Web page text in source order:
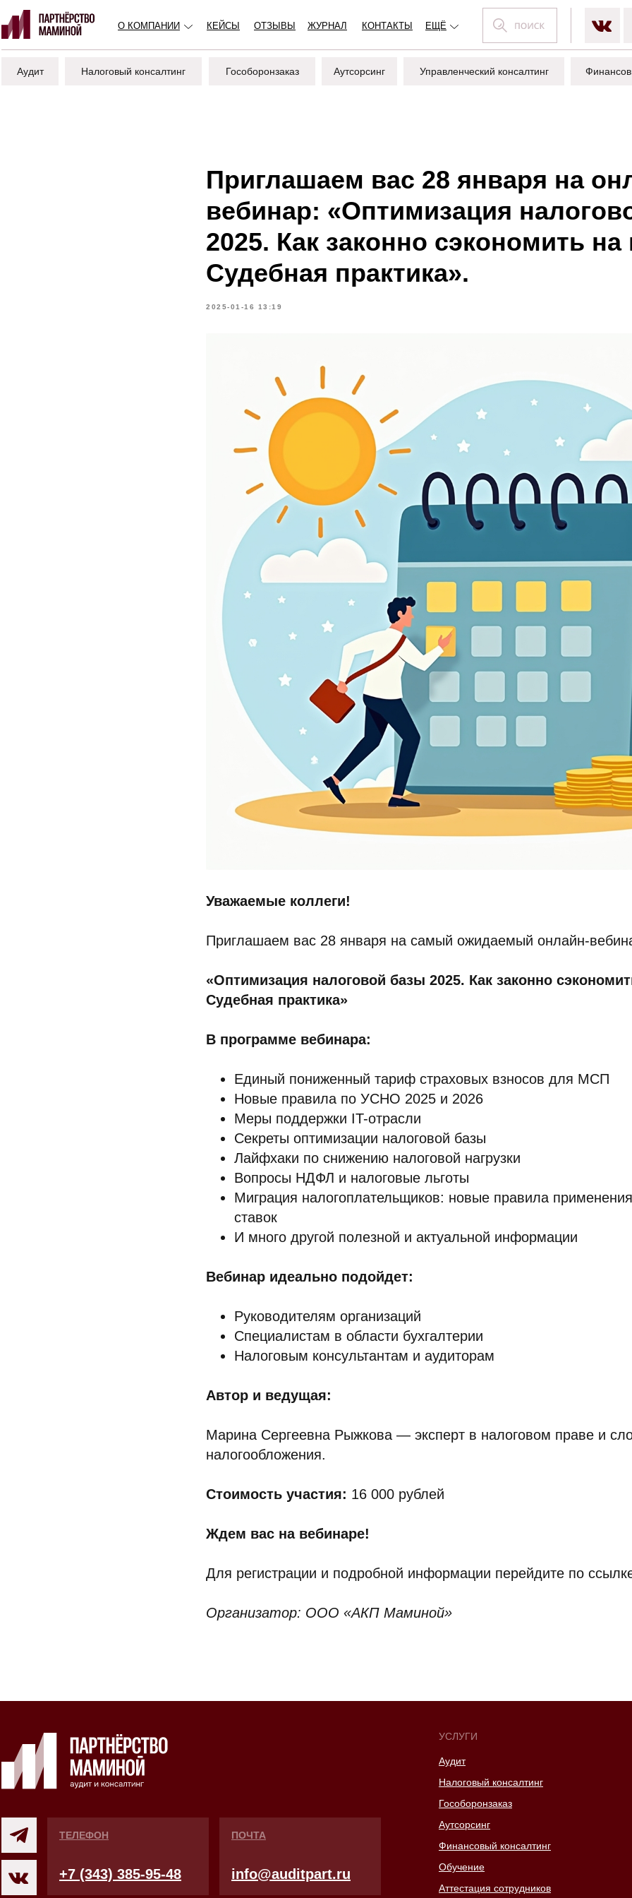
ЕЩЁ
КОНТАКТЫ
ЖУРНАЛ
ОТЗЫВЫ
КЕЙСЫ
О КОМПАНИИ
Гособоронзаказ Аутсорсинг
Аудит Налоговый консалтинг Управленческий консалтинг
Приглашаем вас 28 января на
вебинар: «Оптимизация
2025. Как законно сэкономить на
Судебная практика».
2025-01-16 13:19
Уважаемые коллеги!
Приглашаем вас 28 января на самый ожидаемый онлайн-
«Оптимизация налоговой базы 2025. Как законно
Судебная практика»
В программе вебинара:
Единый пониженный тариф страховых взносов для МСП
Новые правила по УСНО 2025 и 2026
Меры поддержки IT-отрасли
Секреты оптимизации налоговой базы
Лайфхаки по снижению налоговой нагрузки
Вопросы НДФЛ и налоговые льготы
Миграция налогоплательщиков: новые правила
ставок
И много другой полезной и актуальной информации
Вебинар идеально подойдет:
Руководителям организаций
Специалистам в области бухгалтерии
Налоговым консультантам и аудиторам
Автор и ведущая:
Марина Сергеевна Рыжкова — эксперт в налоговом праве и
налогообложения.
Стоимость участия: 16 000 рублей
Ждем вас на вебинаре!
Для регистрации и подробной информации перейдите по
Организатор: ООО «АКП Маминой»
ТЕЛЕФОН
+7 (343) 385-95-48
ПОЧТА
info@auditpart.ru
УСЛУГИ
Аутсорсинг
Налоговый консалтинг
Финансовый консалтинг
Аудит
Обучение
Аттестация сотрудников
Гособоронзаказ